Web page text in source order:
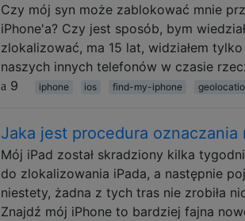
Czy mój syn może zablokować mnie
iPhone'a? Czy jest sposób, bym
zlokalizować, ma 15 lat, widziałem
naszych innych telefonów w czasie
9
iphone ios find-my-iphone
Jaka jest procedura
Mój iPad został skradziony kilka
do zlokalizowania iPada, a następnie
niestety, żadna z tych tras nie zrobiła
Znajdź mój iPhone to bardziej fajna